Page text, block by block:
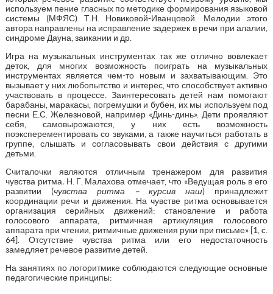
используем пение гласных по методике формирования языковой
системы (МФЯС) Т.Н. Новиковой-Иванцовой. Мелодии этого
автора направлены на исправление задержек в речи при алалии,
синдроме Дауна, заикании и др.
Игра на музыкальных инструментах так же отлично вовлекает
деток, для многих возможность поиграть на музыкальных
инструментах является чем-то новым и захватывающим. Это
вызывает у них любопытство и интерес, что способствует активно
участвовать в процессе. Заинтересовать детей нам помогают
барабаны, маракасы, погремушки и бубен, их мы используем под
песни Е.С. Железновой, например «Динь-динь». Дети проявляют
себя, самовырожаются, у них есть возможность
поэксперементировать со звуками, а также научиться работать в
группе, слышать и согласовывать свои действия с другими
детьми.
Считалочки являются отличным тренажером для развития
чувства ритма.Н. Г. Малахова отмечает, что «Ведущая роль в его
развитии (чувства ритма – курсив наш) принадлежит
координации речи и движения. На чувстве ритма основывается
организация серийных движений: становление и работа
голосового аппарата, ритмичная артикуляция голосового
аппарата при чтении, ритмичные движения руки при письме» [1, c.
64]. Отсутствие чувства ритма или его недостаточность
замедляет речевое развитие детей.
На занятиях по логоритмике соблюдаются следующие основные
педагогические принципы: